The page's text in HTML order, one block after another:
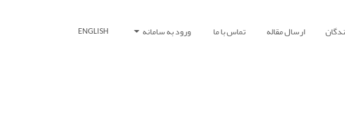
ارسال مقاله تماس با ما ورود به سامانه ENGLISH